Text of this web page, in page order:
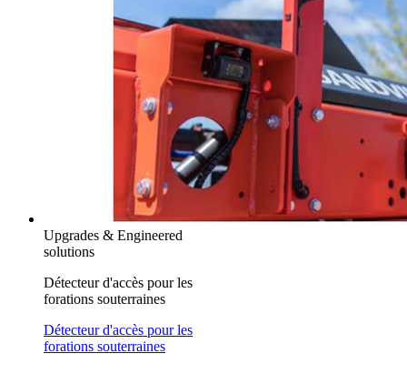
Upgrades & Engineered
solutions
Détecteur d'accès pour les
forations souterraines
Détecteur d'accès pour les
forations souterraines